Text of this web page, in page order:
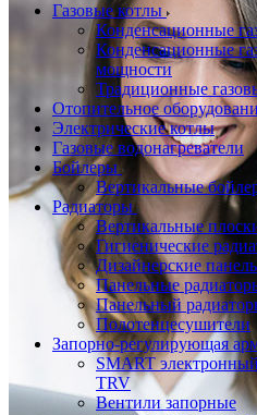
Газовые котлы
Конденсационные
Конденсационные
мощности
Традиционные
Отопительное
Электрические котлы
Газовые водонагреватели
Бойлеры
Вертикальные
Радиаторы
Вертикальные
Гигиенические
Дизайнерские
Панельные
Панельный
Полотенцесушители
Запорно-регулирующая
SMART
TRV
Вентили запорные